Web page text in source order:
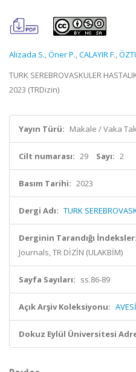
Alizada S.,Öner P.,CALAYIR F.,
TURK SEREBROVASKULER
2023 (TRDizin)
Yayın Türü: Makale / Vaka
Cilt numarası: 29 Sayı: 2
Basım Tarihi: 2023
Dergi Adı: TURK
Derginin Tarandığı İndeksler:
Journals, TR DİZİN (ULAKBİM)
Sayfa Sayıları: ss.86-89
Açık Arşiv Koleksiyonu:
Dokuz Eylül Üniversitesi